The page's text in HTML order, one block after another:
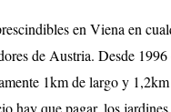
en Viena en
de Austria. Desde
1km de largo y
hay que pagar, los